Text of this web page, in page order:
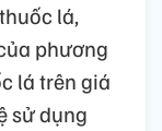
lá,
phương
lá trên giá
sử dụng